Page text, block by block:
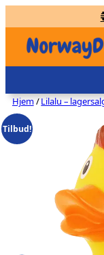
til
innhold
Hjem/Lilalu –
Tilbud!